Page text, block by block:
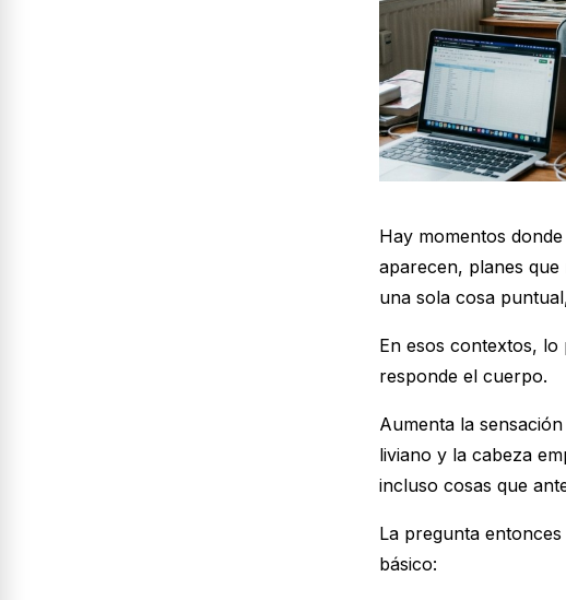
Hay momentos
aparecen, planes
una sola cosa
En esos contextos,
responde el cuerpo.
Aumenta la
liviano y la cabeza
incluso cosas que
La pregunta
básico: